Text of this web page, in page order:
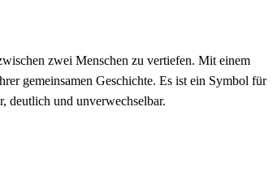
zwei Menschen zu vertiefen. Mit einem
gemeinsamen Geschichte. Es ist ein Symbol für
deutlich und unverwechselbar.